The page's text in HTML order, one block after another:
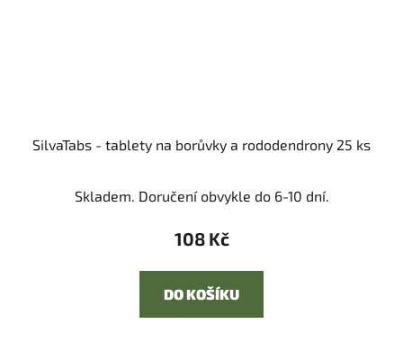
SilvaTabs - tablety na borůvky a rododendrony 25 ks
Skladem. Doručení obvykle do 6-10 dní.
108 Kč
DO KOŠÍKU